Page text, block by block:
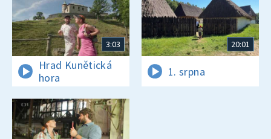
3:03
Hrad Kunětická
hora
20:01
1. srpna